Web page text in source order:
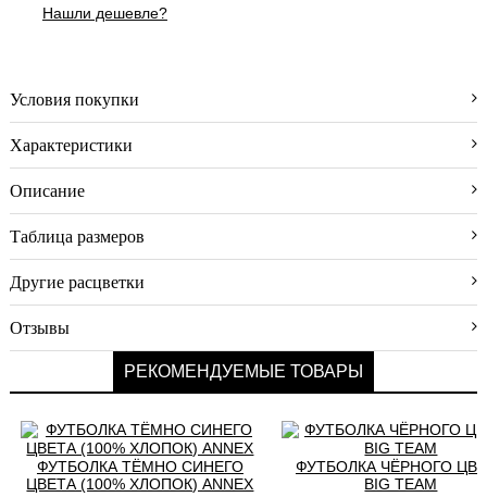
доставки
Возврат
Новинки
Акции
продаж
Нашли дешевле?
Условия покупки
Характеристики
Описание
Таблица размеров
Другие расцветки
Отзывы
РЕКОМЕНДУЕМЫЕ ТОВАРЫ
ФУТБОЛКА ТЁМНО СИНЕГО
ЦВЕТА (100% ХЛОПОК) ANNEX
ФУТБОЛКА ЧЁРНОГО
BIG TEAM